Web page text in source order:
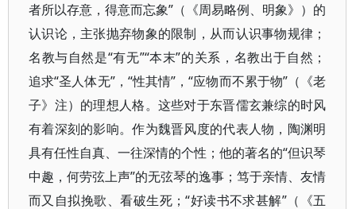
者所以存意，得意而忘象”（《周易略例、明象》）的
认识论，主张抛弃物象的限制，从而认识事物规律；
名教与自然是“有无”“本末”的关系，名教出于自然；
追求“圣人体无”，“性其情”，“应物而不累于物”（《老
子》注）的理想人格。这些对于东晋儒玄兼综的时风
有着深刻的影响。作为魏晋风度的代表人物，陶渊明
具有任性自真、一往深情的个性；他的著名的“但识琴
中趣，何劳弦上声”的无弦琴的逸事；笃于亲情、友情
而又自拟挽歌、看破生死；“好读书不求甚解”（《五